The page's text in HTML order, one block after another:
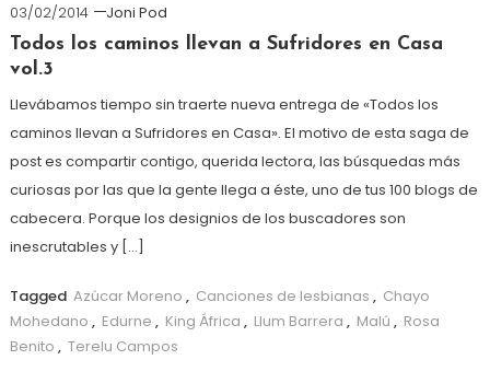
03/02/2014
Joni Pod
Todos los caminos llevan a Sufridores en Casa
vol.3
Llevábamos tiempo sin traerte nueva entrega de «Todos los
caminos llevan a Sufridores en Casa». El motivo de esta saga de
post es compartir contigo, querida lectora, las búsquedas más
curiosas por las que la gente llega a éste, uno de tus 100 blogs de
cabecera. Porque los designios de los buscadores son
inescrutables y […]
Tagged Azúcar Moreno , Canciones de lesbianas , Chayo
Mohedano , Edurne , King África , Llum Barrera , Malú , Rosa
Benito , Terelu Campos